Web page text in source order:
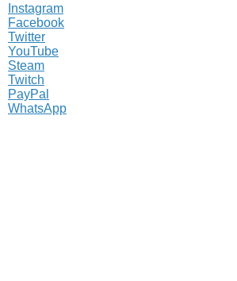
Instagram
Facebook
Twitter
YouTube
Steam
Twitch
PayPal
WhatsApp